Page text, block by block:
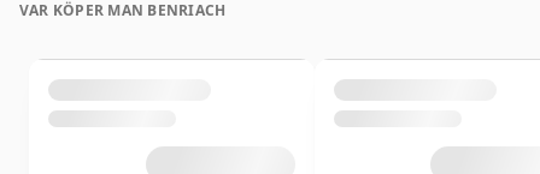
VAR KÖPER MAN BENRIACH